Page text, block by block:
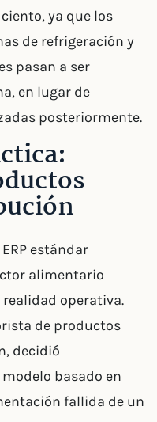
ya que los
de refrigeración y
pasan a ser
en lugar de
posteriormente.
estándar
alimentario
operativa.
de productos
decidió
basado en
fallida de un